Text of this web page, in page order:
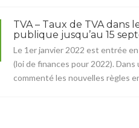
TVA – Taux de TVA
publique jusqu’au 15
Le 1er janvier 2022 est entrée
(loi de finances pour 2022).
commenté les nouvelles règles